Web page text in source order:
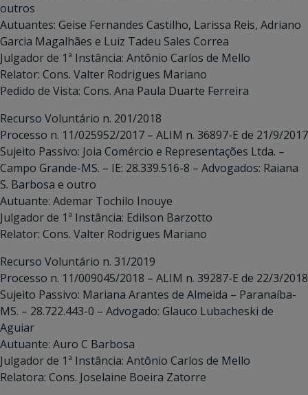
outros
Autuantes: Geise Fernandes Castilho, Larissa Reis, Adriano
Garcia Magalhães e Luiz Tadeu Sales Correa
Julgador de 1ª Instância: Antônio Carlos de Mello
Relator: Cons. Valter Rodrigues Mariano
Pedido de Vista: Cons. Ana Paula Duarte Ferreira
Recurso Voluntário n. 201/2018
Processo n. 11/025952/2017 – ALIM n. 36897-E de 21/9/2017
Sujeito Passivo: Joia Comércio e Representações Ltda. –
Campo Grande-MS. – IE: 28.339.516-8 – Advogados: Raiana
S. Barbosa e outro
Autuante: Ademar Tochilo Inouye
Julgador de 1ª Instância: Edilson Barzotto
Relator: Cons. Valter Rodrigues Mariano
Recurso Voluntário n. 31/2019
Processo n. 11/009045/2018 – ALIM n. 39287-E de 22/3/2018
Sujeito Passivo: Mariana Arantes de Almeida – Paranaíba-
MS. – 28.722.443-0 – Advogado: Glauco Lubacheski de
Aguiar
Autuante: Auro C Barbosa
Julgador de 1ª Instância: Antônio Carlos de Mello
Relatora: Cons. Joselaine Boeira Zatorre